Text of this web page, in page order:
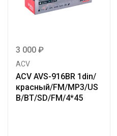
3 000 ₽
ACV
ACV AVS-916BR 1din/
красный/FM/MP3/US
B/BT/SD/FM/4*45